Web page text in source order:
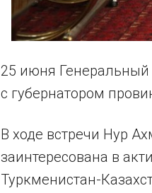
25 июня Генеральный
с губернатором
В ходе встречи Нур
заинтересована в
Туркменистан-